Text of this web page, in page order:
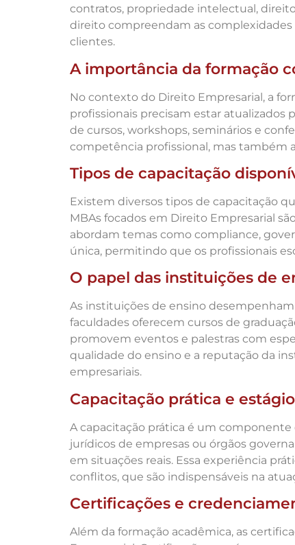
contratos, propriedade intelectual,
direito compreendam as
clientes.
A importância da formação
No contexto do Direito Empresarial, a
profissionais precisam estar
de cursos, workshops, seminários e
competência profissional, mas também
Tipos de capacitação
Existem diversos tipos de capacitação
MBAs focados em Direito Empresarial
abordam temas como compliance,
única, permitindo que os profissionais
O papel das instituições de
As instituições de ensino
faculdades oferecem cursos de
promovem eventos e palestras com
qualidade do ensino e a reputação da
empresariais.
Capacitação prática e
A capacitação prática é um
jurídicos de empresas ou órgãos
em situações reais. Essa experiência
conflitos, que são indispensáveis na
Certificações e
Além da formação acadêmica, as